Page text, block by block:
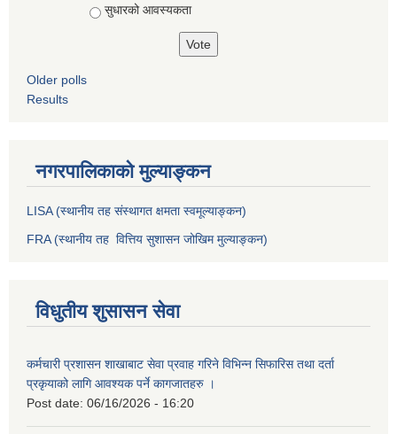
सुधारको आवस्यकता
Older polls
Results
नगरपालिकाको मुल्याङ्कन
LISA (स्थानीय तह संस्थागत क्षमता स्वमूल्याङ्कन)
FRA (स्थानीय तह वित्तिय सुशासन जोखिम मुल्याङ्कन)
विधुतीय शुसासन सेवा
कर्मचारी प्रशासन शाखाबाट सेवा प्रवाह गरिने विभिन्न सिफारिस तथा दर्ता
प्रकृयाको लागि आवश्यक पर्ने कागजातहरु ।
Post date: 06/16/2026 - 16:20